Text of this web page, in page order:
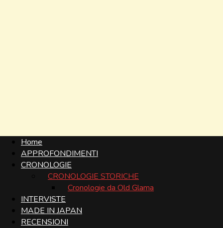
Home
APPROFONDIMENTI
CRONOLOGIE
CRONOLOGIE STORICHE
Cronologie da Old Glama
INTERVISTE
MADE IN JAPAN
RECENSIONI